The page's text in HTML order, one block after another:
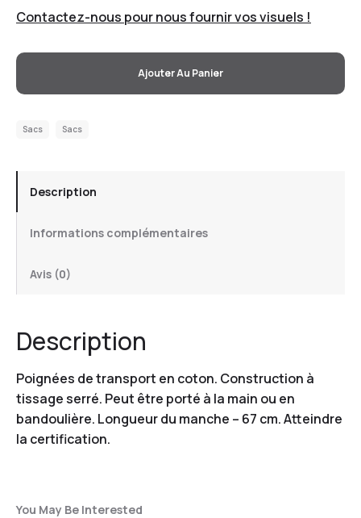
Contactez-nous pour nous fournir vos visuels !
Ajouter Au Panier
Sacs Sacs
Description
Informations complémentaires
Avis (0)
Description
Poignées de transport en coton. Construction à
tissage serré. Peut être porté à la main ou en
bandoulière. Longueur du manche – 67 cm. Atteindre
la certification.
You May Be Interested